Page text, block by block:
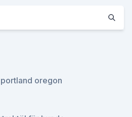
oregon